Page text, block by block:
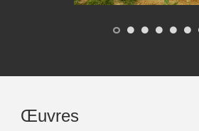
Œuvres